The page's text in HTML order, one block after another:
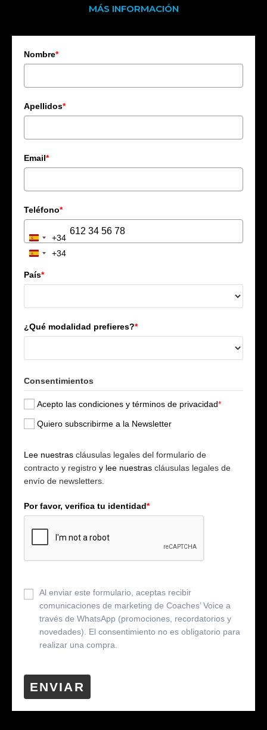
MÁS INFORMACIÓN
Nombre*
Apellidos*
Email*
Teléfono*
S
p
i
+
4
+34
S
p
a
n
+
3
+34
País*
¿Qué modalidad prefieres?*
Consentimientos
Acepto las condiciones y términos de privacidad*
Quiero subscribirme a la Newsletter
Lee nuestras cláusulas legales del formulario de
contracto y registro y lee nuestras cláusulas legales de
envío de newsletters.
Por favor, verifica tu identidad*
Al enviar este formulario, aceptas recibir
comunicaciones de marketing de Coaches’ Voice a
través de WhatsApp (promociones, recordatorios y
novedades). El consentimiento no es obligatorio para
realizar una compra.
ENVIAR